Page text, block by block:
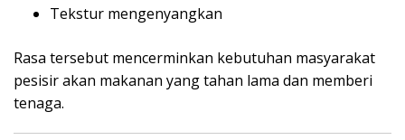
Tekstur mengenyangkan
Rasa tersebut mencerminkan kebutuhan masyarakat
pesisir akan makanan yang tahan lama dan memberi
tenaga.